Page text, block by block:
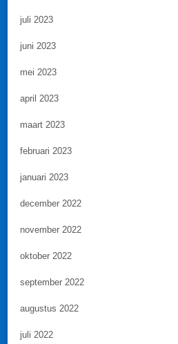
juli 2023
juni 2023
mei 2023
april 2023
maart 2023
februari 2023
januari 2023
december 2022
november 2022
oktober 2022
september 2022
augustus 2022
juli 2022